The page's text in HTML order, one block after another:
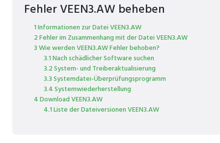
Fehler VEEN3.AW beheben
1 Informationen zur Datei VEEN3.AW
2 Fehler im Zusammenhang mit der Datei VEEN3.AW
3 Wie werden VEEN3.AW Fehler behoben?
3.1 Nach schädlicher Software suchen
3.2 System- und Treiberaktualisierung
3.3 Systemdatei-Überprüfungsprogramm
3.4 Systemwiederherstellung
4 Download VEEN3.AW
4.1 Liste der Dateiversionen VEEN3.AW